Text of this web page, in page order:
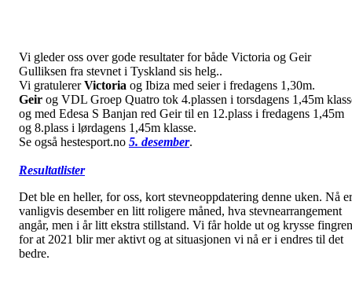
Vi gleder oss over gode resultater for både Victoria og Geir
Gulliksen fra stevnet i Tyskland sis helg..
Vi gratulererVictoria og Ibiza med seier i fredagens 1,30m.
Geir og VDL Groep Quatro tok 4.plassen i torsdagens 1,45m
og med Edesa S Banjan red Geir til en 12.plass i fredagens 1,45m
og 8.plass i lørdagens 1,45m klasse.
Se også hestesport.no 5. desember.
Resultatlister
Det ble en heller, for oss, kort stevneoppdatering denne uken. Nå er
vanligvis desember en litt roligere måned, hva stevnearrangement
angår, men i år litt ekstra stillstand. Vi får holde ut og krysse
for at 2021 blir mer aktivt og at situasjonen vi nå er i endres til det
bedre.